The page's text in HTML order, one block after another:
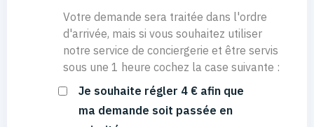
Votre demande sera traitée dans l'ordre
d'arrivée, mais si vous souhaitez utiliser
notre service de conciergerie et être servis
sous une 1 heure cochez la case suivante :
Je souhaite régler 4 € afin que
ma demande soit passée en